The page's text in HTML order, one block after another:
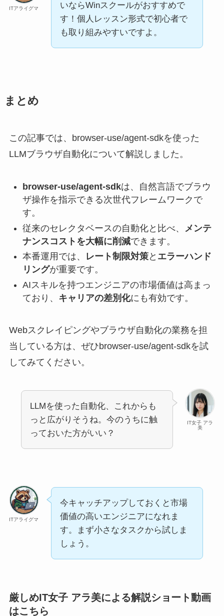
ITアライグマ
いならWinスクールがおすすめで
す！個人レッスン形式で初心者で
も取り組みやすいですよ。
まとめ
この記事では、browser-use/agent-sdkを使った
LLMブラウザ自動化について解説しました。
browser-use/agent-sdkは、自然言語でブラウ
ザ操作を指示できる次世代フレームワークで
す。
従来のセレクタベースの自動化と比べ、
メンテ
ナンスコストを大幅に削減できます。
本番運用では、
レート制限対策と エラーハンド
リングが重要です。
AIスキルを持つエンジニアの市場価値は高まっ
ており、 キャリアの差別化にも有効です。
Webスクレイピングやブラウザ自動化の業務を担
当している方は、ぜひbrowser-use/agent-sdkを試
してみてください。
IT女子 アラ
美
LLMを使った自動化、これからも
っと広がりそうね。今のうちに触
っておいた方がいい？
ITアライグマ
今キャッチアップしておくと市場
価値の高いエンジニアになれま
す。まず小さなタスクから試しま
しょう。
厳しめIT女子 アラ美による解説ショート動画
はこちら